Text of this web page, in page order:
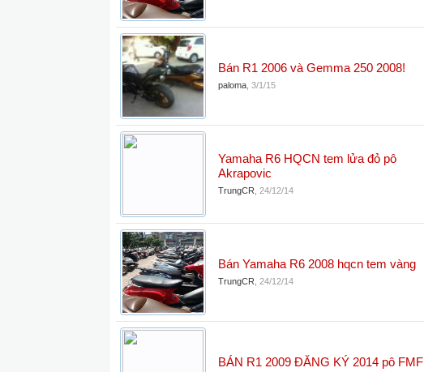
Bán R1 2006 và Gemma 250 2008!
paloma 3/1/15
Yamaha R6 HQCN tem lửa đỏ pô
Akrapovic
TrungCR 24/12/14
Bán Yamaha R6 2008 hqcn tem vàng
TrungCR 24/12/14
BÁN R1 2009 ĐĂNG KÝ 2014 pô FMF